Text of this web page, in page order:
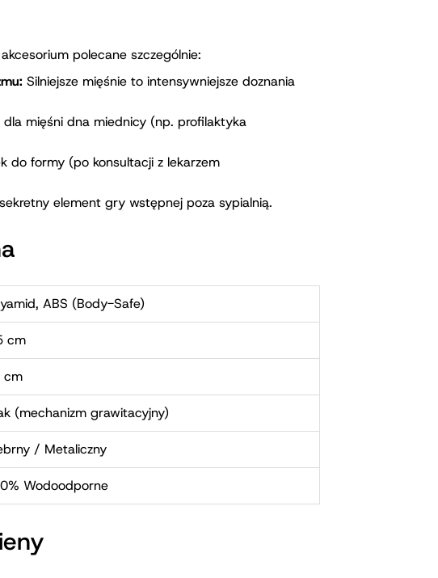
prysznicem lub w wannie.
polecane szczególnie:
Silniejsze mięśnie to intensywniejsze doznania
mięśni dna miednicy (np. profilaktyka
formy (po konsultacji z lekarzem
element gry wstępnej poza sypialnią.
ABS (Body-Safe)
cm
(mechanizm grawitacyjny)
/ Metaliczny
Wodoodporne